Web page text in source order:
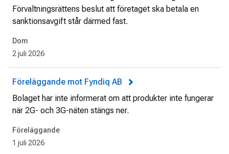
Förvaltningsrättens beslut att företaget ska betala en
sanktionsavgift står därmed fast.
Dom
2 juli 2026
Föreläggande mot Fyndiq AB
Bolaget har inte informerat om att produkter inte fungerar
när 2G- och 3G-näten stängs ner.
Föreläggande
1 juli 2026